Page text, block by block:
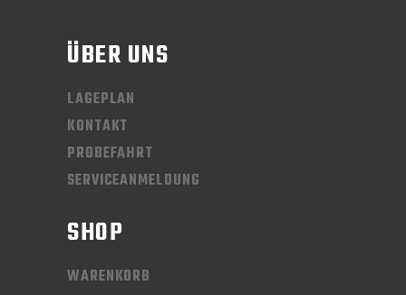
ÜBER UNS
LAGEPLAN
KONTAKT
PROBEFAHRT
SERVICEANMELDUNG
SHOP
WARENKORB